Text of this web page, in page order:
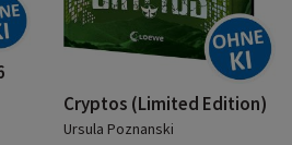
Cryptos (Limited Edition)
Ursula Poznanski